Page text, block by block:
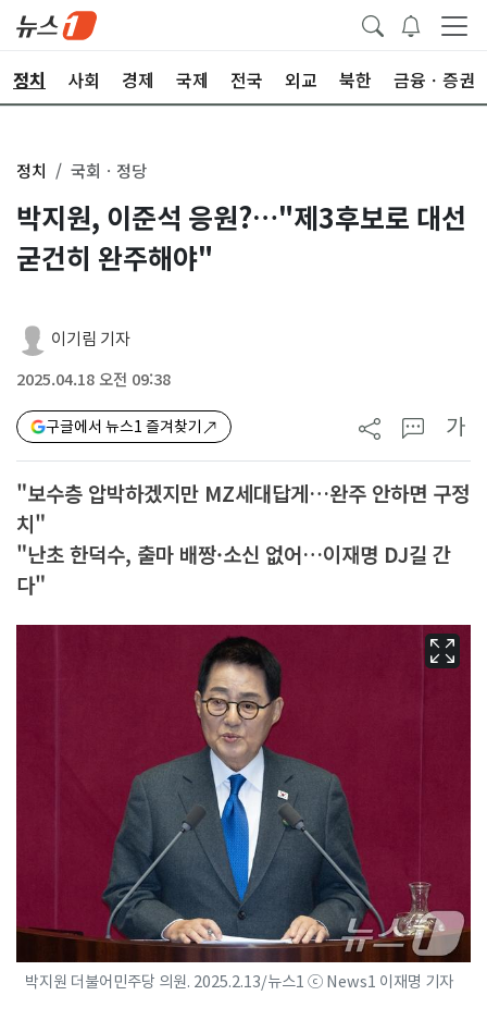
정치 사회 경제 국제 전국 외교 북한 금융ㆍ증권
정치 국회ㆍ정당
박지원, 이준석 응원?…"제3후보로 대선
굳건히 완주해야"
이기림 기자
2025.04.18 오전 09:38
구글에서 뉴스1 즐겨찾기 가
"보수층 압박하겠지만 MZ세대답게…완주 안하면 구정
치"
"난초 한덕수, 출마 배짱·소신 없어…이재명 DJ길 간
다"
박지원 더불어민주당 의원. 2025.2.13/뉴스1 ⓒ News1 이재명 기자